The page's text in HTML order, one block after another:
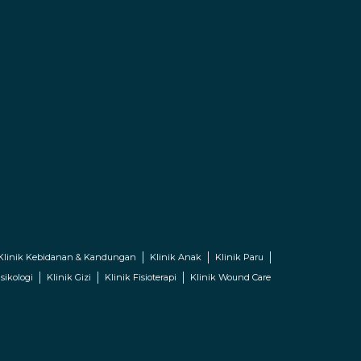
Kebidanan & Kandungan Klinik Anak
Klinik Paru
Klinik Gizi Klinik Fisioterapi Klinik Wound Care